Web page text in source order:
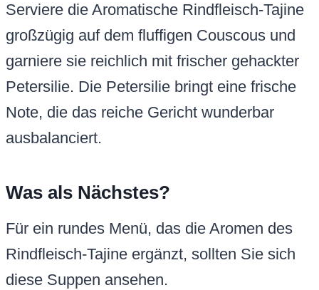
Serviere die Aromatische Rindfleisch-Tajine
großzügig auf dem fluffigen Couscous und
garniere sie reichlich mit frischer gehackter
Petersilie. Die Petersilie bringt eine frische
Note, die das reiche Gericht wunderbar
ausbalanciert.
Was als Nächstes?
Für ein rundes Menü, das die Aromen des
Rindfleisch-Tajine ergänzt, sollten Sie sich
diese Suppen ansehen.